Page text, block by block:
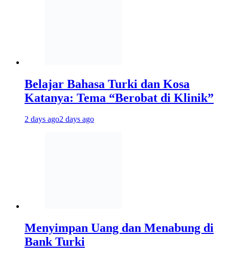
Belajar Bahasa Turki dan Kosa
Katanya: Tema “Berobat di Klinik”
2 days ago2 days ago
Menyimpan Uang dan Menabung di
Bank Turki